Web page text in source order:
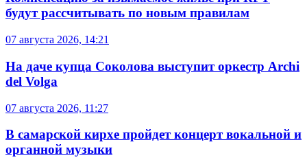
будут рассчитывать по новым правилам
07 августа 2026, 14:21
На даче купца Соколова выступит оркестр Archi
del Volga
07 августа 2026, 11:27
В самарской кирхе пройдет концерт вокальной и
органной музыки